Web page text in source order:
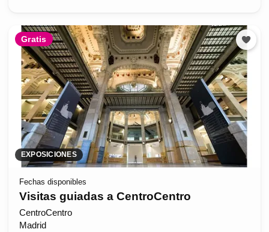
Gratis
EXPOSICIONES
Fechas disponibles
Visitas guiadas a CentroCentro
CentroCentro
Madrid